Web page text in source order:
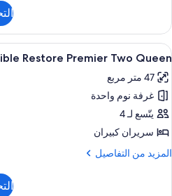
Premier
Two
Queen
استعراض
جميع
صور
Accessible
Restore
Premier
Two
Queen
4
Restore Premier Two Queen
47 متر مربع
غرفة نوم واحدة
يتّسع لـ 4
سريران كبيران
المزيد من التفاصيل
المزيد